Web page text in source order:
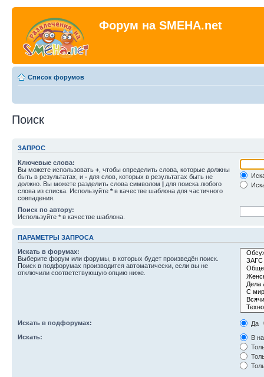
Форум на SMEHA.net
Список форумов
Поиск
ЗАПРОС
Ключевые слова:
Вы можете использовать + , чтобы определить слова, которые должны
быть в результатах, и - для слов, которых в результатах быть не
должно. Вы можете разделить слова символом | для поиска любого
слова из списка. Используйте * в качестве шаблона для частичного
совпадения.
Поиск по автору:
Используйте * в качестве шаблона.
ПАРАМЕТРЫ ЗАПРОСА
Искать в форумах:
Выберите форум или форумы, в которых будет произведён поиск.
Поиск в подфорумах производится автоматически, если вы не
отключили соответствующую опцию ниже.
Искать в подфорумах:
Да
Искать:
В